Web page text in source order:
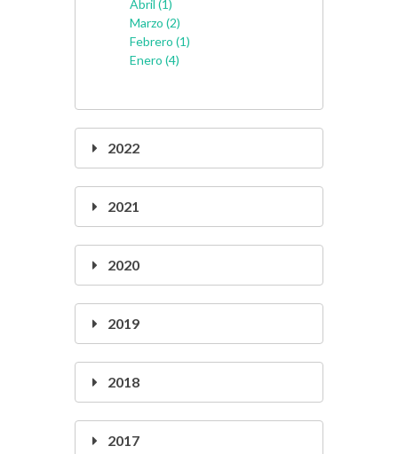
Marzo (2)
Febrero (1)
Enero (4)
2022
2021
2020
2019
2018
2017